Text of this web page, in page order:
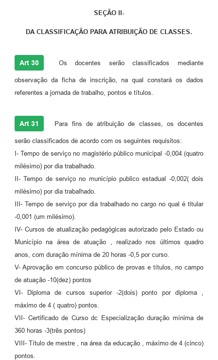
SEÇÃO II-
DA CLASSIFICAÇÃO PARA ATRIBUIÇÃO DE CLASSES.
Art 30 Os docentes serão classificados mediante
observação da ficha de inscrição, na qual constará os dados
referentes a jornada de trabalho, pontos e títulos.
Art 31 Para fins de atribuição de classes, os docentes
serão classificados de acordo com os seguintes requisitos:
I- Tempo de serviço no magistério público municipal -0,004 (quatro
milésimo) por dia trabalhado.
II- Tempo de serviço no município publico estadual -0,002( dois
milésimo) por dia trabalhado.
III- Tempo de serviço por dia trabalhado no cargo no qual é titular
-0,001 (um milésimo).
IV- Cursos de atualização pedagógicas autorizado pelo Estado ou
Município na área de atuação , realizado nos últimos quadro
anos, com duração mínima de 20 horas -0,5 por curso.
V- Aprovação em concurso público de provas e títulos, no campo
de atuação -10(dez) pontos
VI- Diploma de cursos superior -2(dois) ponto por diploma ,
máximo de 4 ( quatro) pontos.
VII- Certificado de Curso dc Especialização duração mínima de
360 horas -3(três pontos)
VIII- Título de mestre , na área da educação , máximo de 4 (cinco)
pontos.